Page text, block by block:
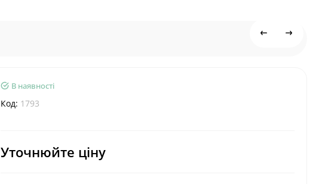
В наявності
Код: 1793
Уточнюйте ціну